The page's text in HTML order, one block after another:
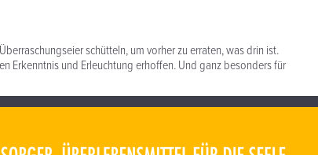
schütteln, um vorher zu erraten, was drin ist.
Erkenntnis und Erleuchtung erhoffen. Und ganz besonders für